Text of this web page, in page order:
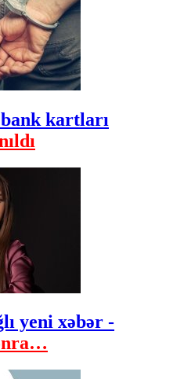
kartları
yeni xəbər -